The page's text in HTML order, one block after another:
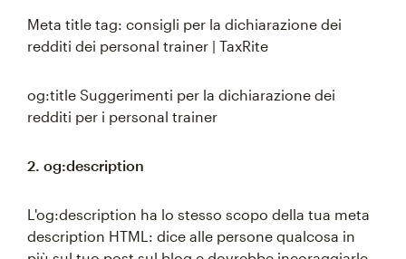
Meta title tag: consigli per la dichiarazione dei
redditi dei personal trainer | TaxRite
og:title Suggerimenti per la dichiarazione dei
redditi per i personal trainer
2. og:description
L'og:description ha lo stesso scopo della tua meta
description HTML: dice alle persone qualcosa in